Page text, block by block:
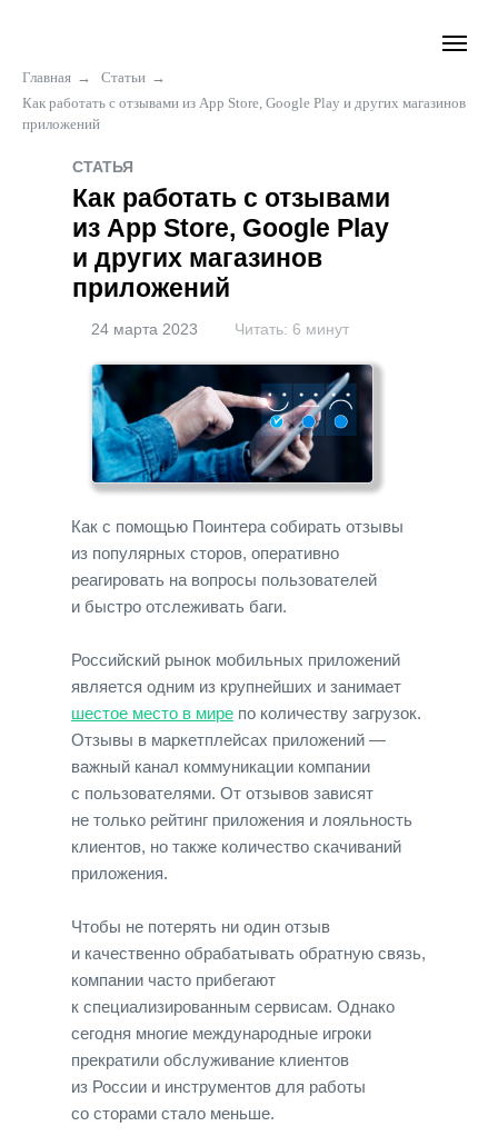
Главная → Статьи →
Как работать с отзывами из App Store, Google Play и других магазинов
приложений
СТАТЬЯ
24 марта 2023 Читать: 6 минут
Как с помощью Поинтера собирать отзывы
из популярных сторов, оперативно
реагировать на вопросы пользователей
и быстро отслеживать баги.
Рос­сий­ский ры­нок мобильных приложений
яв­ляет­ся од­ним из круп­ней­ших и за­нимает
шес­тое мес­то в ми­ре по количеству загрузок.
Отзывы в маркетплейсах приложений —
важный канал коммуникации компании
с пользователями. От отзывов зависят
не только рейтинг приложения и лояльность
клиентов, но также количество скачиваний
приложения.
Чтобы не потерять ни один отзыв
и качественно обрабатывать обратную связь,
компании часто прибегают
к специализированным сервисам. Однако
сегодня многие международные игроки
прекратили обслуживание клиентов
из России и инструментов для работы
со сторами стало меньше.
Как работать с отзывами
из App Store, Google Play
и других магазинов
приложений